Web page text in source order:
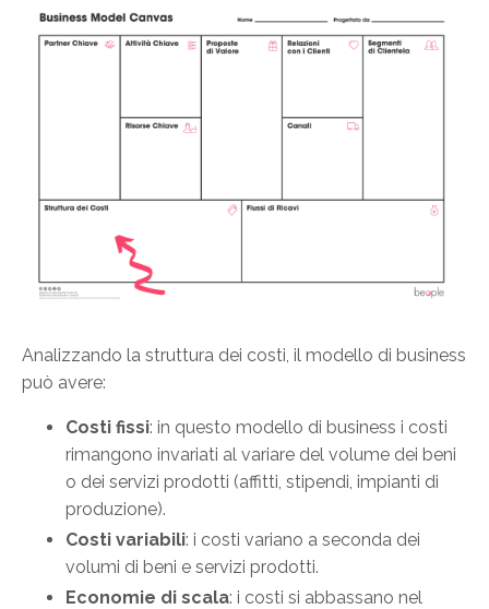
Analizzando la struttura dei costi, il modello di business
può avere:
Costi fissi: in questo modello di business i costi
rimangono invariati al variare del volume dei beni
o dei servizi prodotti (affitti, stipendi, impianti di
produzione).
Costi variabili: i costi variano a seconda dei
volumi di beni e servizi prodotti.
Economie di scala: i costi si abbassano nel